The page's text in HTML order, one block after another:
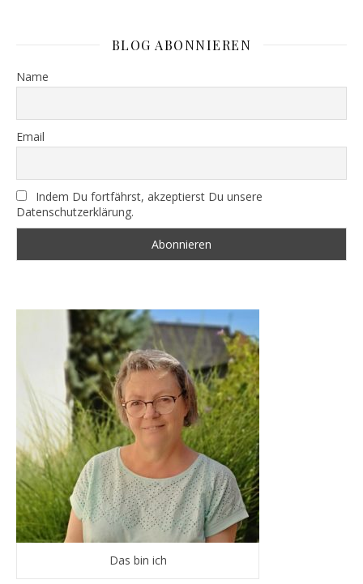
BLOG ABONNIEREN
Name
Email
Indem Du fortfährst, akzeptierst Du unsere
Datenschutzerklärung.
Das bin ich